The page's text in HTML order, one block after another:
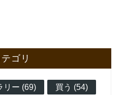
ゴリ
リー (69)
買う (54)